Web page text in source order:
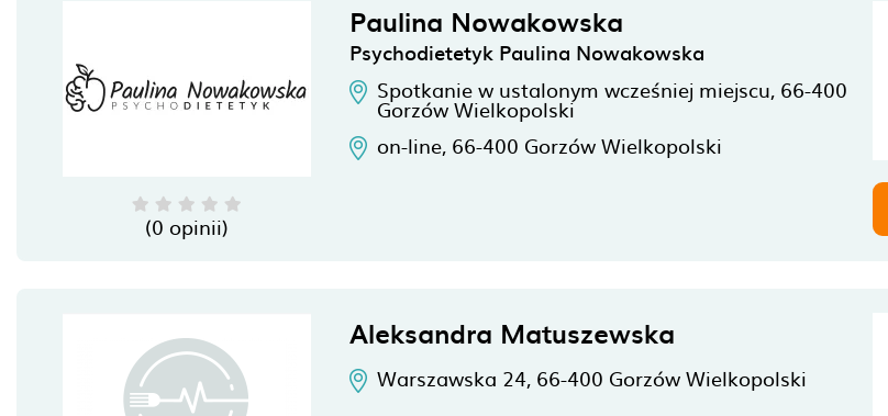
(0 opinii)
Paulina Nowakowska
Psychodietetyk Paulina Nowakowska
Spotkanie w ustalonym wcześniej miejscu, 66-400
Gorzów Wielkopolski
on-line, 66-400 Gorzów Wielkopolski
Aleksandra Matuszewska
Warszawska 24, 66-400 Gorzów Wielkopolski